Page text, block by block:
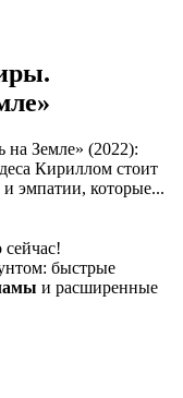
Земле» (2022):
Кириллом стоит
и эмпатии, которые...
быстрые
и расширенные